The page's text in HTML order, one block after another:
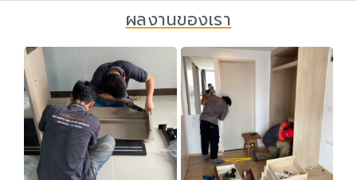
ผลงานของเรา